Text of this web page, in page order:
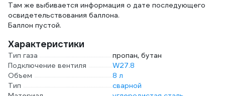
Там же выбивается информация о дате последующего
освидетельствования баллона.
Баллон пустой.
Характеристики
Тип газа
пропан, бутан
Подключение вентиля
W27.8
Объем
8 л
Тип
сварной